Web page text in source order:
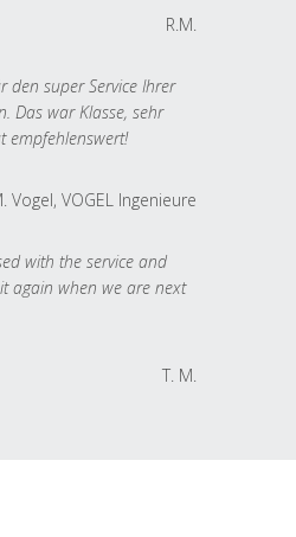
R.M.
den super Service Ihrer
Das war Klasse, sehr
empfehlenswert!
Vogel, VOGEL Ingenieure
with the service and
again when we are next
T. M.